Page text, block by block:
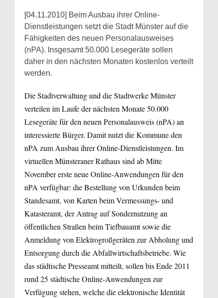
[04.11.2010] Beim Ausbau ihrer Online-
Dienstleistungen setzt die Stadt Münster auf die
Fähigkeiten des neuen Personalausweises
(nPA). Insgesamt 50.000 Lesegeräte sollen
daher in den nächsten Monaten kostenlos verteilt
werden.
Die Stadtverwaltung und die Stadtwerke Münster
verteilen im Laufe der nächsten Monate 50.000
Lesegeräte für den neuen Personalausweis (nPA) an
interessierte Bürger. Damit nutzt die Kommune den
nPA zum Ausbau ihrer Online-Dienstleistungen. Im
virtuellen Münsteraner Rathaus sind ab Mitte
November erste neue Online-Anwendungen für den
nPA verfügbar: die Bestellung von Urkunden beim
Standesamt, von Karten beim Vermessungs- und
Katasteramt, der Antrag auf Sondernutzung an
öffentlichen Straßen beim Tiefbauamt sowie die
Anmeldung von Elektrogroßgeräten zur Abholung und
Entsorgung durch die Abfallwirtschaftsbetriebe. Wie
das städtische Presseamt mitteilt, sollen bis Ende 2011
rund 25 städtische Online-Anwendungen zur
Verfügung stehen, welche die elektronische Identität